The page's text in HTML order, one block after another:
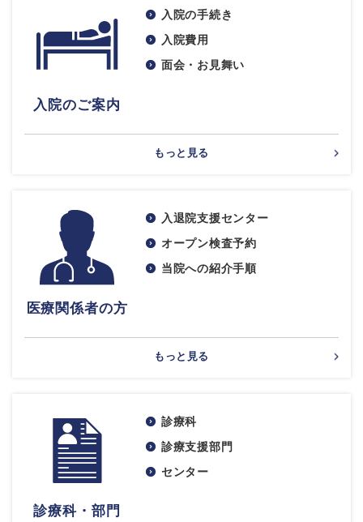
入院のご案内
入院の手続き
入院費用
面会・お見舞い
もっと見る
医療関係者の方
入退院支援センター
オープン検査予約
当院への紹介手順
もっと見る
診療科・部門
診療科
診療支援部門
センター